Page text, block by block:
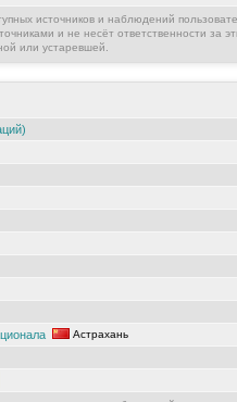
источников и наблюдений
и не несёт ответственности за
или устаревшей.
Астрахань